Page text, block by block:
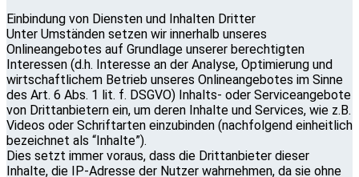
Einbindung von Diensten und Inhalten Dritter
Unter Umständen setzen wir innerhalb unseres
Onlineangebotes auf Grundlage unserer berechtigten
Interessen (d.h. Interesse an der Analyse, Optimierung und
wirtschaftlichem Betrieb unseres Onlineangebotes im Sinne
des Art. 6 Abs. 1 lit. f. DSGVO) Inhalts- oder Serviceangebote
von Drittanbietern ein, um deren Inhalte und Services, wie z.B.
Videos oder Schriftarten einzubinden (nachfolgend einheitlich
bezeichnet als “Inhalte”).
Dies setzt immer voraus, dass die Drittanbieter dieser
Inhalte, die IP-Adresse der Nutzer wahrnehmen, da sie ohne